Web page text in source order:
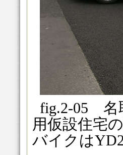
fig.2-05 名
用仮設住宅
バイクは